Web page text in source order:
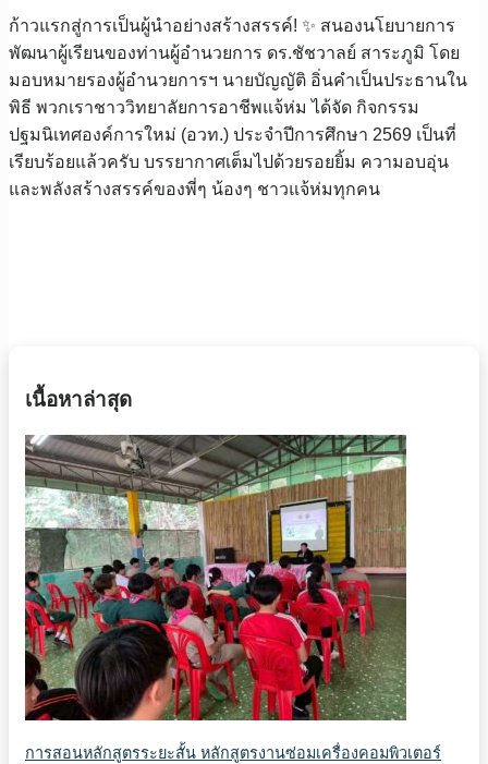
ก้าวแรกสู่การเป็นผู้นำอย่างสร้างสรรค์! ✨ สนองนโยบายการ
พัฒนาผู้เรียนของท่านผู้อำนวยการ ดร.ชัชวาลย์ สาระภูมิ โดย
มอบหมายรองผู้อำนวยการฯ นายบัญญัติ อิ่นคำเป็นประธานใน
พิธี ​พวกเราชาววิทยาลัยการอาชีพแจ้ห่ม ได้จัด กิจกรรม
ปฐมนิเทศองค์การใหม่ (อวท.) ประจำปีการศึกษา 2569 เป็นที่
เรียบร้อยแล้วครับ บรรยากาศเต็มไปด้วยรอยยิ้ม ความอบอุ่น
และพลังสร้างสรรค์ของพี่ๆ น้องๆ ชาวแจ้ห่มทุกคน
เนื้อหาล่าสุด
การสอนหลักสูตรระยะสั้น หลักสูตรงานซ่อมเครื่องคอมพิวเตอร์